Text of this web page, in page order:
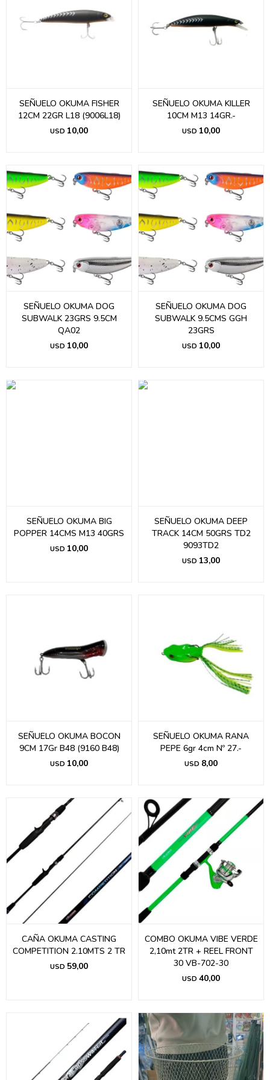
SEÑUELO OKUMA FISHER
12CM 22GR L18 (9006L18)
USD 10,00
SEÑUELO OKUMA KILLER
10CM M13 14GR.-
USD 10,00
SEÑUELO OKUMA DOG
SUBWALK 23GRS 9.5CM
QA02
USD 10,00
SEÑUELO OKUMA DOG
SUBWALK 9.5CMS GGH
23GRS
USD 10,00
SEÑUELO OKUMA BIG
POPPER 14CMS M13 40GRS
USD 10,00
SEÑUELO OKUMA DEEP
TRACK 14CM 50GRS TD2
9093TD2
USD 13,00
SEÑUELO OKUMA BOCON
9CM 17Gr B48 (9160 B48)
USD 10,00
SEÑUELO OKUMA RANA
PEPE 6gr 4cm Nº 27.-
USD 8,00
CAÑA OKUMA CASTING
COMPETITION 2.10MTS 2 TR
USD 59,00
COMBO OKUMA VIBE VERDE
2,10mt 2TR + REEL FRONT
30 VB-702-30
USD 40,00